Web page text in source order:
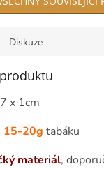
Diskuze
x 1cm
15-20g tabáku
materiál,